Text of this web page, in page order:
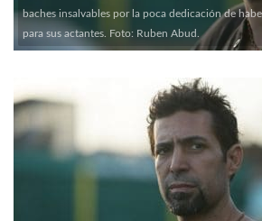
baches insalvables por la poca dedicación de
para sus actantes. Foto: Ruben Abud.